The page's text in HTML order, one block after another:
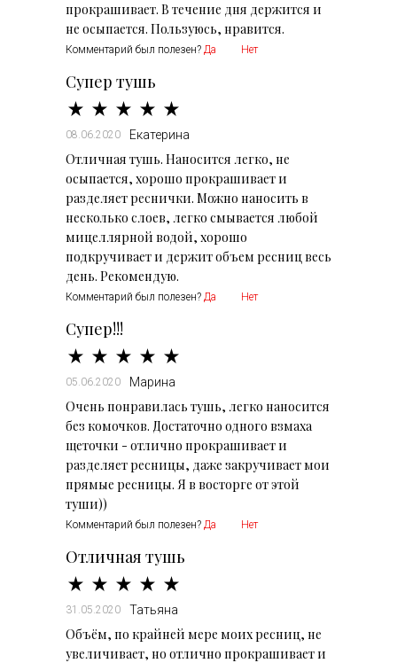
прокрашивает. В течение дня держится и
не осыпается. Пользуюсь, нравится.
Комментарий был полезен? Да Нет
Супер тушь
08.06.2020 Екатерина
Отличная тушь. Наносится легко, не
осыпается, хорошо прокрашивает и
разделяет реснички. Можно наносить в
несколько слоев, легко смывается любой
мицеллярной водой, хорошо
подкручивает и держит объем ресниц весь
день. Рекомендую.
Комментарий был полезен? Да Нет
Супер!!!
05.06.2020 Марина
Очень понравилась тушь, легко наносится
без комочков. Достаточно одного взмаха
щеточки - отлично прокрашивает и
разделяет ресницы, даже закручивает мои
прямые ресницы. Я в восторге от этой
туши))
Комментарий был полезен? Да Нет
Отличная тушь
31.05.2020 Татьяна
Объём, по крайней мере моих ресниц, не
увеличивает, но отлично прокрашивает и